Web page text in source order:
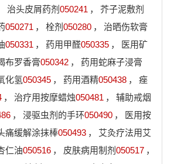
治头皮屑药剂 050241 ，
芥子泥敷剂
050271 ， 栓剂 050280 ，
治晒伤软膏
050331 ， 药用甲醛050335 ，
医用矿
布罗香膏050342 ，
药用蛇麻子浸膏
化氢050345 ， 药用酒精050438 ，
痤
， 治疗用按摩蜡烛050481 ，
辅助戒烟
， 浸驱虫剂的手环050490 ，
医用按
痛缓解涂抹棒050493 ，
艾灸疗法用艾
仁油050516 ， 皮肤病用制剂 050517 ，